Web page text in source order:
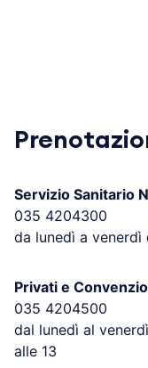
Servizio Sanitario
035 4204300
da lunedì a venerdì
Privati e
035 4204500
dal lunedì al
alle 13